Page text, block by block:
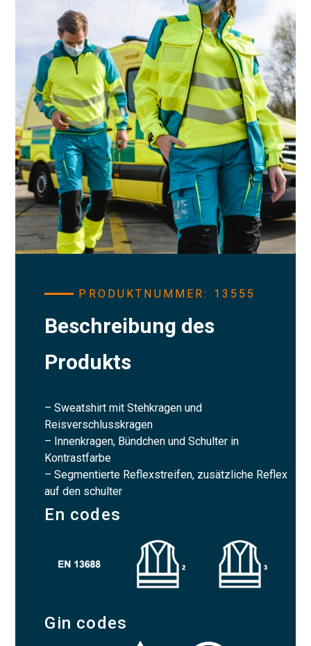
PRODUKTNUMMER: 13555
Beschreibung des
Produkts
– Sweatshirt mit Stehkragen und
Reisverschlusskragen
– Innenkragen, Bündchen und Schulter in
Kontrastfarbe
– Segmentierte Reflexstreifen, zusätzliche Reflex
auf den schulter
En codes
Gin codes